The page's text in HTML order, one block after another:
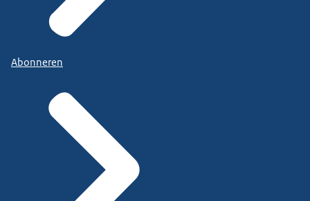
Abonneren